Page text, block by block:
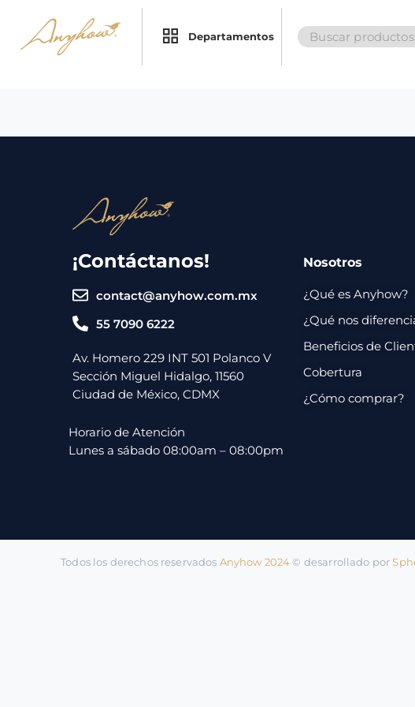
Departamentos
Search
for:
¡Contáctanos!
contact@anyhow.com.mx
55 7090 6222
Av. Homero 229 INT 501 Polanco V
Sección Miguel Hidalgo, 11560
Ciudad de México, CDMX
Nosotros
¿Qué es Anyhow?
¿Qué nos
Beneficios de
Cobertura
¿Cómo comprar?
Horario de Atención
Lunes a sábado 08:00am – 08:00pm
Todos los derechos reservados Anyhow 2024©️ desarrollado por
Promociones
Servicios
Envíos
Métodos
Contacto
Inicio
Regalos
Contacto